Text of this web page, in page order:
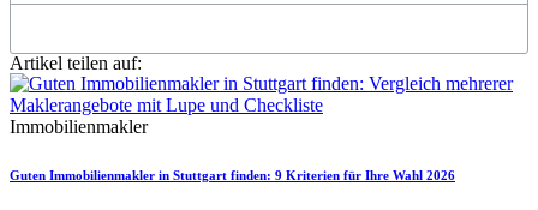
Artikel teilen auf:
Immobilienmakler
Guten Immobilienmakler in Stuttgart finden: 9 Kriterien für Ihre Wahl 2026